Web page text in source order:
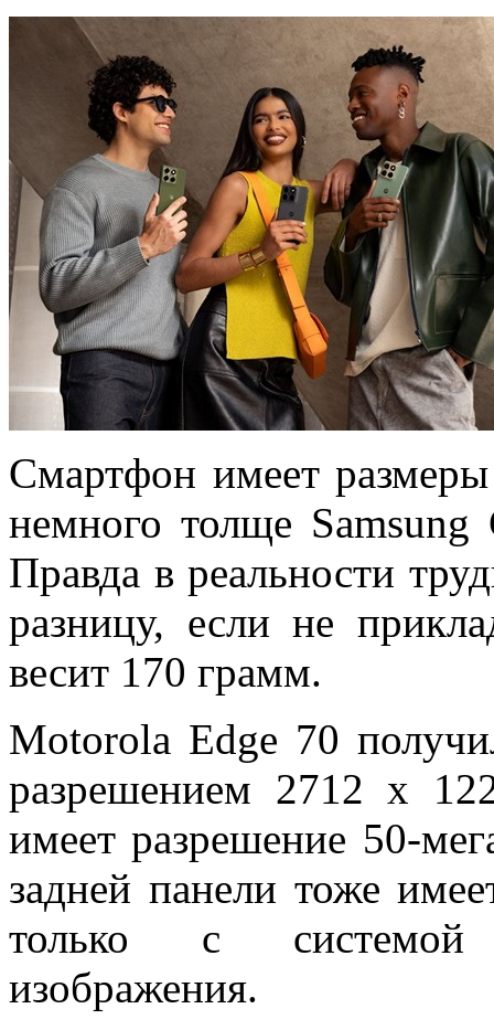
Смартфон имеет
немного толще
Правда в реальности
разницу, если не
весит 170 грамм.
Motorola Edge 70
разрешением 2712 х
имеет разрешение 50-
задней панели тоже
только с системой
изображения.